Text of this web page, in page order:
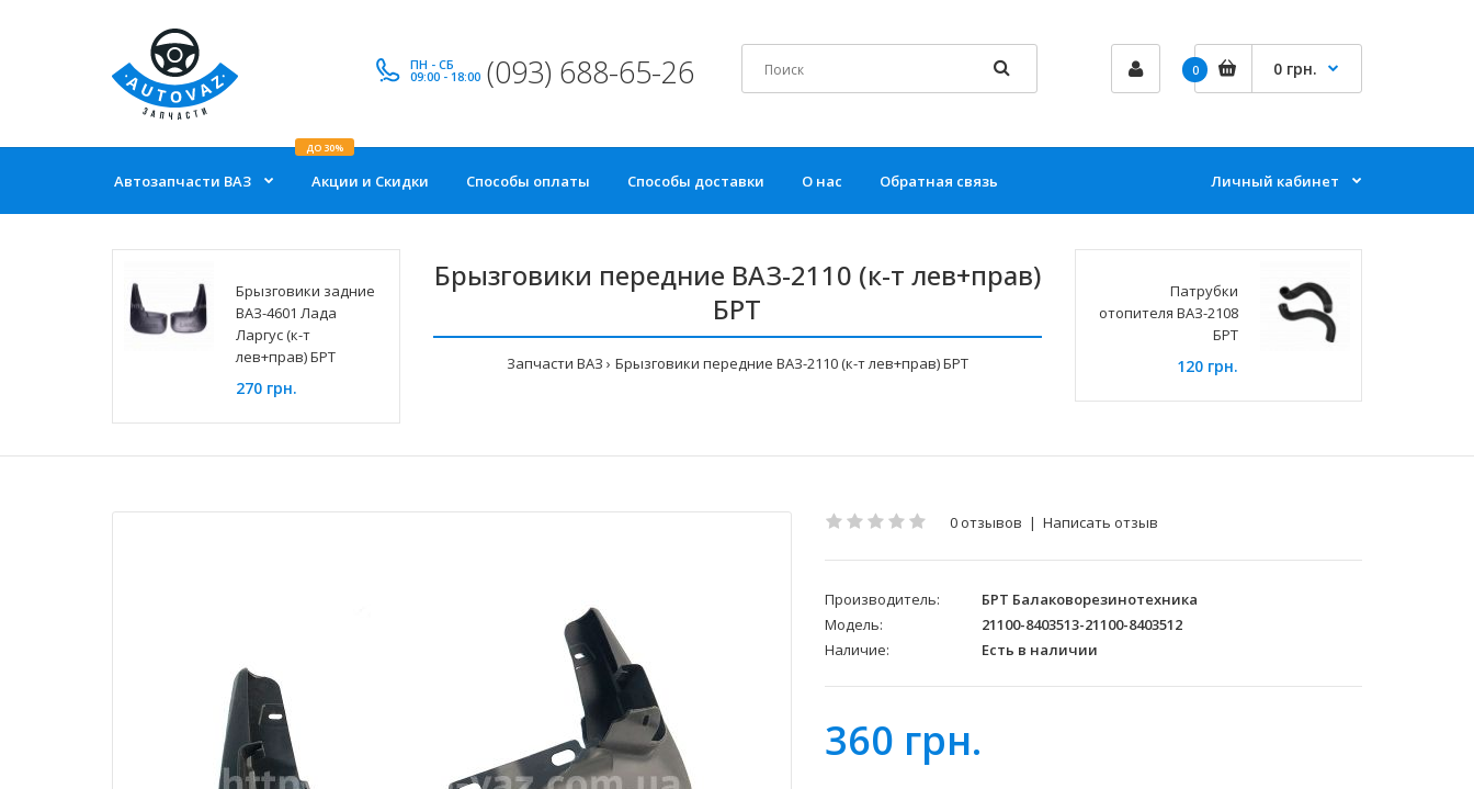
ПН - СБ
09:00 - 18:00 (093) 688-65-26 0 0 грн.
Автозапчасти ВАЗ Акции и Скидки
ДО 30%
Способы оплаты Способы доставки О нас Обратная связь Личный кабинет
Брызговики задние
ВАЗ-4601 Лада
Ларгус (к-т
лев+прав) БРТ
270 грн.
Брызговики передние ВАЗ-2110 (к-т лев+прав)
БРТ
Запчасти ВАЗ Брызговики передние ВАЗ-2110 (к-т лев+прав) БРТ
Патрубки
отопителя ВАЗ-2108
БРТ
120 грн.
0 отзывов | Написать отзыв
Производитель:
БРТ Балаковорезинотехника
Модель:
21100-8403513-21100-8403512
Наличие:
Есть в наличии
360 грн.